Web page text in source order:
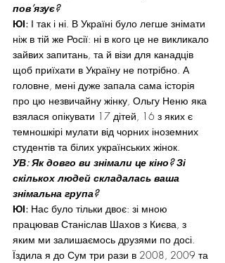
пов’язує?
ЮІ: І так і ні. В Україні було легше знімати
ніж в тій же Росії: ні в кого це не викликало
зайвих запитань, та й візи для канадців
щоб приїхати в Україну не потрібно. А
головне, мені дуже запала сама історія
про цю незвичайну жінку, Ольгу Неню яка
взялася опікувати 17 дітей, 16 з яких є
темношкірі мулати від чорних іноземних
студентів та білих українських жінок.
УВ: Як довго ви знімали це кіно? Зі
скількох людей складалась ваша
знімальна група?
ЮІ: Нас було тільки двоє: зі мною
працював Станіслав Шахов з Києва, з
яким ми залишаємось друзями по досі.
Їздила я до Сум три рази в 2008, 2009 та